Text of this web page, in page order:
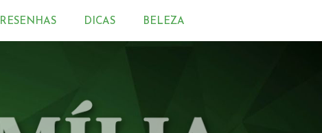
RESENHAS DICAS BELEZA